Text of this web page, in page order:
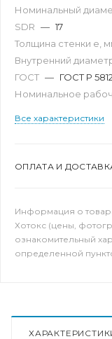
Номинальный
SDR — 17
Толщина стенки e,
Внутренний
ГОСТ — ГОСТ Р
Номинальное
Все характеристики
ОПЛАТА И
Информация о
Хотокс (цены,
ознакомительный
определенной